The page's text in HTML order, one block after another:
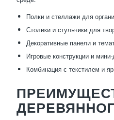
Полки и стеллажи для
Столики и стульчики для
Декоративные панели и
Игровые конструкции и
Комбинация с текстилем и